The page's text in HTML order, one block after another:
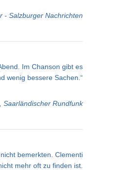
- Salzburger Nachrichten
Im Chanson gibt es
wenig bessere Sachen.“
Saarländischer Rundfunk
bemerkten. Clementi
mehr oft zu finden ist.